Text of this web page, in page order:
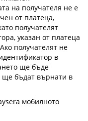
на получателя не е
от платеца,
получателят
указан от платеца
получателят не
в
ще бъде
ще бъдат върнати в
мобилното